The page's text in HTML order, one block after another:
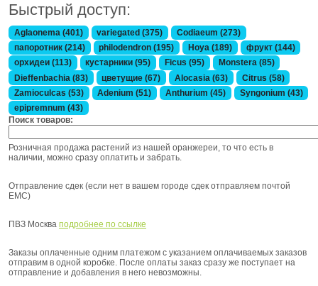
Быстрый доступ:
Aglaonema (401) variegated (375)
Codiaeum (273)
папоротник (214)
philodendron (195) Hoya (189)
фрукт (144)
орхидеи (113)
кустарники (95) Ficus (95)
Monstera (85)
Dieffenbachia (83)
цветущие (67) Alocasia (63)
Citrus (58)
Zamioculcas (53)
Adenium (51) Anthurium (45)
Syngonium (43)
epipremnum (43)
Поиск товаров:
Розничная продажа растений из нашей оранжереи, то что есть в
наличии, можно сразу оплатить и забрать.
Отправление сдек (если нет в вашем городе сдек отправляем почтой
ЕМС)
ПВЗ Москва подробнее по ссылке
Заказы оплаченные одним платежом с указанием оплачиваемых заказов
отправим в одной коробке. После оплаты заказ сразу же поступает на
отправление и добавления в него невозможны.